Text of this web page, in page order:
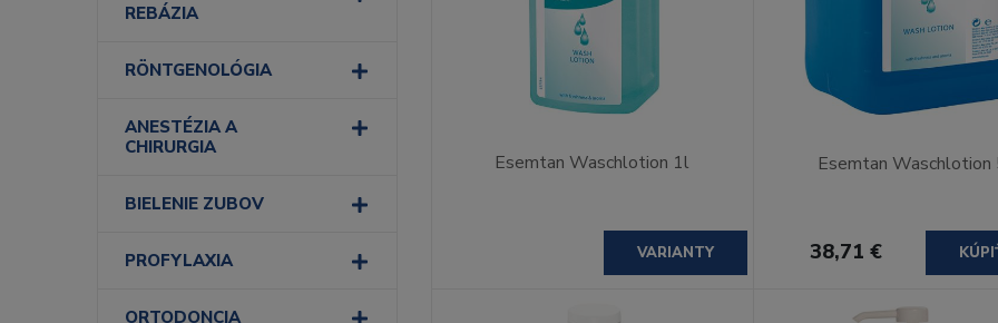
REBÁZIA
RÖNTGENOLÓGIA
ANESTÉZIA A
CHIRURGIA
BIELENIE ZUBOV
PROFYLAXIA
ORTODONCIA
Esemtan Waschlotion 1l
VARIANTY
Esemtan Waschlotion
38,71 €